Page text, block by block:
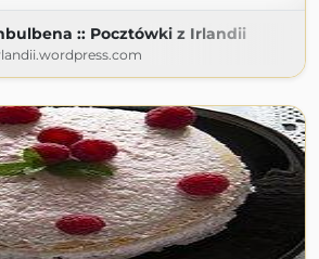
:: Pocztówki z Irlandii